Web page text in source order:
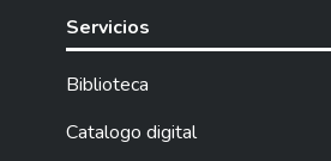
Servicios
Biblioteca
Catalogo digital